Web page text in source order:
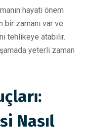
hayati önem
bir zamanı var ve
tehlikeye atabilir.
yeterli zaman
Nasıl